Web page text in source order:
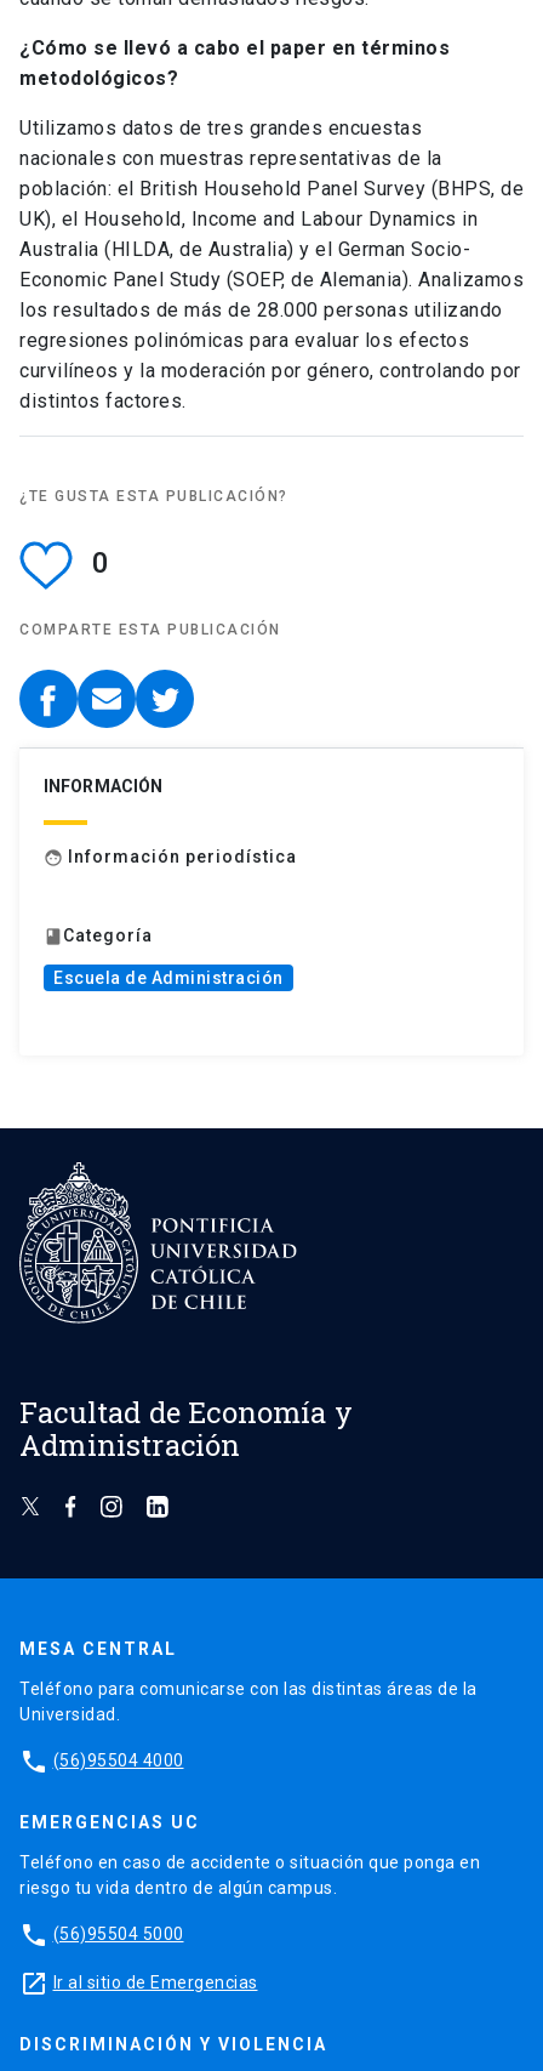
¿Cómo se llevó a cabo el paper en términos
metodológicos?
Utilizamos datos de tres grandes encuestas
nacionales con muestras representativas de la
población: el British Household Panel Survey (BHPS, de
UK), el Household, Income and Labour Dynamics in
Australia (HILDA, de Australia) y el German Socio-
Economic Panel Study (SOEP, de Alemania). Analizamos
los resultados de más de 28.000 personas utilizando
regresiones polinómicas para evaluar los efectos
curvilíneos y la moderación por género, controlando por
distintos factores.
¿TE GUSTA ESTA PUBLICACIÓN?
0
COMPARTE ESTA PUBLICACIÓN
INFORMACIÓN
face Información periodística
book Categoría
Escuela de Administración
Facultad de Economía y
Administración
MESA CENTRAL
Teléfono para comunicarse con las distintas áreas de la
Universidad.
phone (56)95504 4000
EMERGENCIAS UC
Teléfono en caso de accidente o situación que ponga en
riesgo tu vida dentro de algún campus.
phone (56)95504 5000
launch Ir al sitio de Emergencias
DISCRIMINACIÓN Y VIOLENCIA